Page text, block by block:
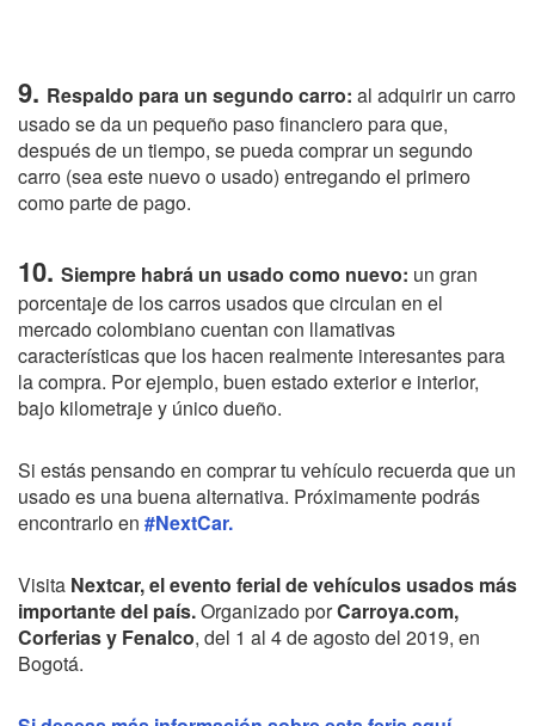
9. Respaldo para un segundo carro: al adquirir un carro
usado se da un pequeño paso financiero para que,
después de un tiempo, se pueda comprar un segundo
carro (sea este nuevo o usado) entregando el primero
como parte de pago.
10. Siempre habrá un usado como nuevo: un gran
porcentaje de los carros usados que circulan en el
mercado colombiano cuentan con llamativas
características que los hacen realmente interesantes para
la compra. Por ejemplo, buen estado exterior e interior,
bajo kilometraje y único dueño.
Si estás pensando en comprar tu vehículo recuerda que un
usado es una buena alternativa. Próximamente podrás
encontrarlo en #NextCar.
Visita Nextcar, el evento ferial de vehículos usados más
importante del país.Organizado porCarroya.com,
Corferias y Fenalco, del 1 al 4 de agosto del 2019, en
Bogotá.